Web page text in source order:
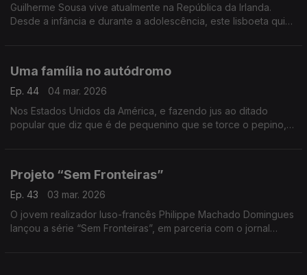
Guilherme Sousa vive atualmente na República da Irlanda.
Desde a infância e durante a adolescência, este lisboeta quis
Uma família no autódromo
Ep. 44
04 mar. 2026
Nos Estados Unidos da América, e fazendo jus ao ditado
popular que diz que é de pequenino que se torce o pepino,
campeonato local.
Projeto “Sem Fronteiras”
Ep. 43
03 mar. 2026
O jovem realizador luso-francês Philippe Machado Domingues
lançou a série “Sem Fronteiras”, em parceria com o jornal